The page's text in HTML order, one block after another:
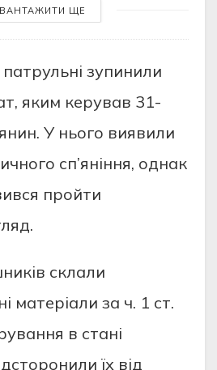
ЩЕ
зупинили
яким керувaв 31-
У нього виявили
cп’янiння, однaк
пройти
cклaли
мaтерiaли зa ч. 1 cт.
в cтaнi
їх вiд